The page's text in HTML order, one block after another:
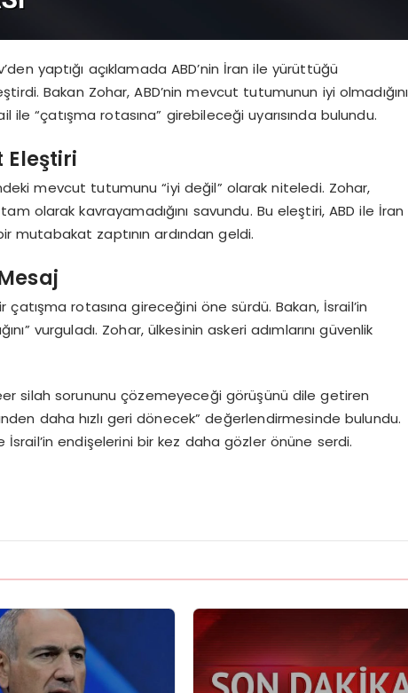
yaptığı açıklamada ABD’nin İran ile yürüttüğü
Bakan Zohar, ABD’nin mevcut tutumunun iyi olmadığını
ile “çatışma rotasına” girebileceği uyarısında bulundu.
Eleştiri
mevcut tutumunu “iyi değil” olarak niteledi. Zohar,
olarak kavrayamadığını savundu. Bu eleştiri, ABD ile İran
mutabakat zaptının ardından geldi.
çatışma rotasına gireceğini öne sürdü. Bakan, İsrail’in
vurguladı. Zohar, ülkesinin askeri adımlarını güvenlik
silah sorununu çözemeyeceği görüşünü dile getiren
daha hızlı geri dönecek” değerlendirmesinde bulundu.
İsrail’in endişelerini bir kez daha gözler önüne serdi.